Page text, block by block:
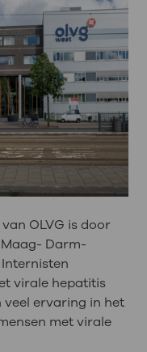
OLVG is door
Darm-
virale hepatitis
veel ervaring in het
met virale